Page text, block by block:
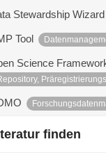
Stewardship Wizard
Tool
Science
finden